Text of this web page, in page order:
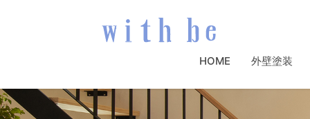
HOME 外壁塗装